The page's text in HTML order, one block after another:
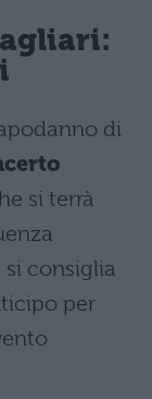
di
si terrà
si consiglia
per